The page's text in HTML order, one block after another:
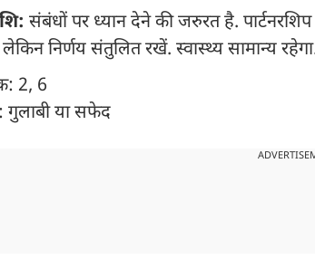
संबंधों पर ध्यान देने की जरुरत है.
निर्णय संतुलित रखें. स्वास्थ्य सामान्य
2, 6
या सफेद